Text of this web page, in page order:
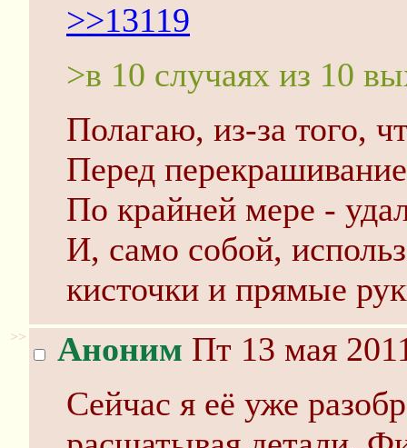
>>13119
>в 10 случаях из 10
Полагаю, из-за того,
Перед
По крайней мере -
И, само собой,
кисточки и прямые
>> Аноним Пт 13 мая
Сейчас я её уже